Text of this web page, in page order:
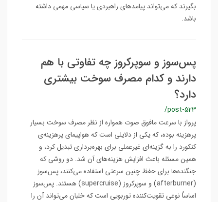
بگیرند که می‌تواند پیامدهای راهبردی یا سیاسی مهمی داشته
باشد.
پس‌سوز و سوپر‌کروز چه تفاوتی با هم
دارند و کدام مصرف سوخت بیشتری
دارد؟
/post-523
پرواز با سرعت مافوق صوت همواره از نظر مصرف سوخت بسیار
پرهزینه بوده، که یکی از دلایلی است که هواپیمای پرهزینه‌ی
کنکورد را به گزینه‌ای غیرعملی برای بهره‌برداری تبدیل کرد، و
همین مسئله باعث افزایش هزینه‌های آن شد. دو روشی که
جنگنده‌ها برای حفظ چنین سرعتی استفاده می‌کنند، پس‌سوز
(afterburner) و سوپرکروز (supercruise) هستند. پس‌سوز
اساساً نوعی تقویت‌کننده توربویی است که خلبان می‌تواند آن را